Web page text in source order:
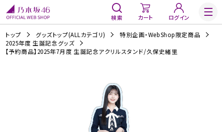
検索 カート ログイン
トップ グッズトップ(ALLカテゴリ)
特別企画・WebShop限定商品
2025年度 生誕記念グッズ
【予約商品】2025年7月度 生誕記念アクリルスタンド/久保史緒里